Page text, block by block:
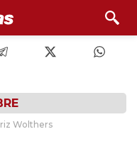
Wolthers